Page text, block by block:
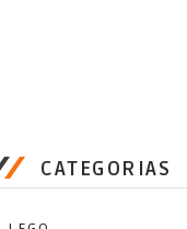
CATEGORIAS